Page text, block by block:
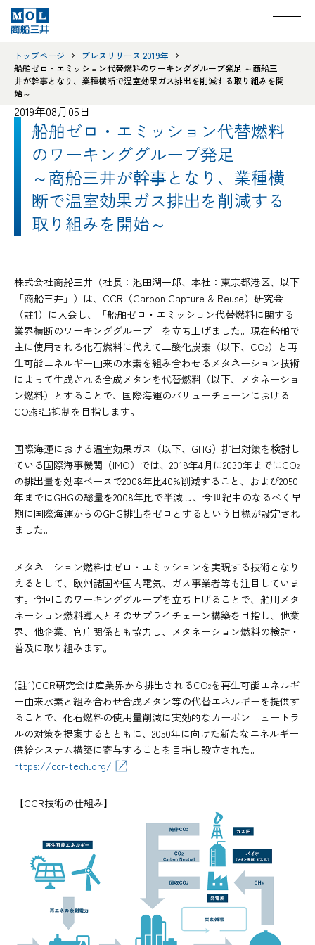
トップページ
プレスリリース 2019年
船舶ゼロ・エミッション代替燃料のワーキンググループ発足 ～商船三
井が幹事となり、業種横断で温室効果ガス排出を削減する取り組みを開
始～
2019年08月05日
船舶ゼロ・エミッション代替燃料
のワーキンググループ発足
～商船三井が幹事となり、業種横
断で温室効果ガス排出を削減する
取り組みを開始～
株式会社商船三井（社長：池田潤一郎、本社：東京都港区、以下
「商船三井」）は、CCR（Carbon Capture & Reuse）研究会
（註1）に入会し、「船舶ゼロ・エミッション代替燃料に関する
業界横断のワーキンググループ」を立ち上げました。現在船舶で
主に使用される化石燃料に代えて二酸化炭素（以下、CO2）と再
生可能エネルギー由来の水素を組み合わせるメタネーション技術
によって生成される合成メタンを代替燃料（以下、メタネーショ
ン燃料）とすることで、国際海運のバリューチェーンにおける
CO2排出抑制を目指します。
国際海運における温室効果ガス（以下、GHG）排出対策を検討し
ている国際海事機関（IMO）では、2018年4月に2030年までにCO2
の排出量を効率ベースで2008年比40%削減すること、および2050
年までにGHGの総量を2008年比で半減し、今世紀中のなるべく早
期に国際海運からのGHG排出をゼロとするという目標が設定され
ました。
メタネーション燃料はゼロ・エミッションを実現する技術となり
えるとして、欧州諸国や国内電気、ガス事業者等も注目していま
す。今回このワーキンググループを立ち上げることで、舶用メタ
ネーション燃料導入とそのサプライチェーン構築を目指し、他業
界、他企業、官庁関係とも協力し、メタネーション燃料の検討・
普及に取り組みます。
(註1)CCR研究会は産業界から排出されるCO2を再生可能エネルギ
ー由来水素と組み合わせ合成メタン等の代替エネルギーを提供す
ることで、化石燃料の使用量削減に実効的なカーボンニュートラ
ルの対策を提案するとともに、2050年に向けた新たなエネルギー
供給システム構築に寄与することを目指し設立された。
https://ccr-tech.org/
【CCR技術の仕組み】